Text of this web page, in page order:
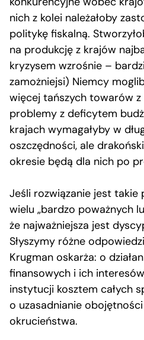
nich z kolei należałoby
politykę fiskalną.
na produkcję z krajów
kryzysem wzrośnie –
zamożniejsi) Niemcy
więcej tańszych towarów z
problemy z deficytem
krajach wymagałyby w
oszczędności, ale
okresie będą dla nich po
Jeśli rozwiązanie jest
wielu „bardzo poważnych
że najważniejsza jest
Słyszymy różne
Krugman oskarża: o
finansowych i ich
instytucji kosztem całych
o uzasadnianie
okrucieństwa.